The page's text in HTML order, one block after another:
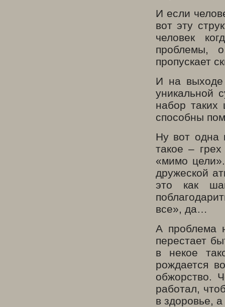
И если
вот эту
человек
проблемы,
пропускает
И на выходе
уникальной
набор
способны
Ну вот одна
такое –
«мимо
дружеской
это как
все», да…
А проблема
перестает
в некое
рождается
обжорство.
работал,
в здоровье,